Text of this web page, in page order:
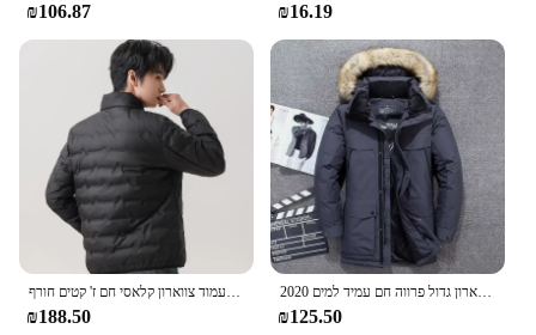
₪106.87 ₪16.19
גרפן קל משקל למטה גברים ז 'קט עמיד רוח מוצק קפלים לעמוד צווארון קלאסי חם ז' קטים חורף
₪188.50
2020 חדש-40 מעלות העליון באיכות גבוהה ברווז למטה גברים גברים מעובה חורף עבה צווארון גדול פרווה חם עמיד למים
₪125.50